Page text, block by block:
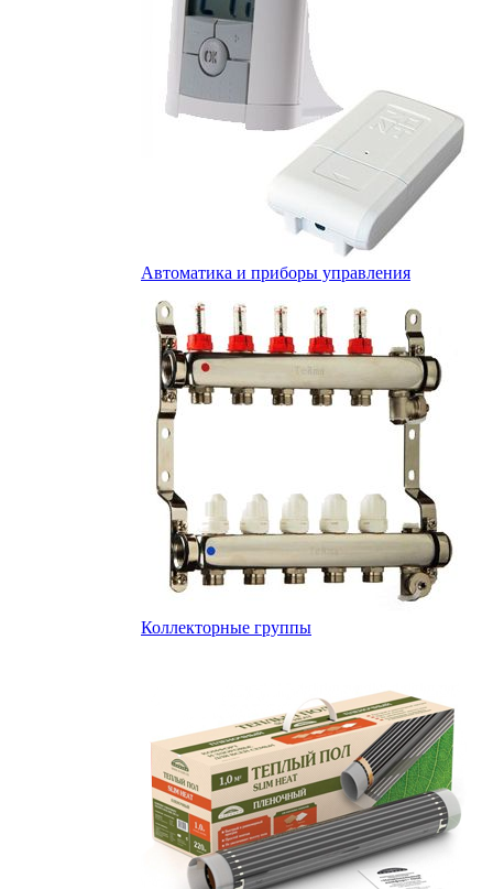
Автоматика и приборы управления
Коллекторные группы